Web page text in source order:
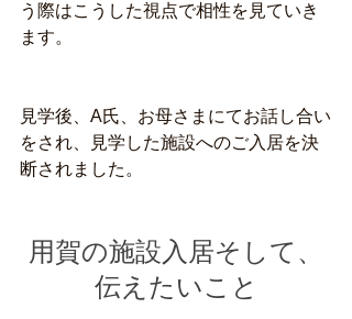
う際はこうした視点で相性を見ていき
ます。
見学後、A氏、お母さまにてお話し合い
をされ、見学した施設へのご入居を決
断されました。
用賀の施設入居そして、
伝えたいこと